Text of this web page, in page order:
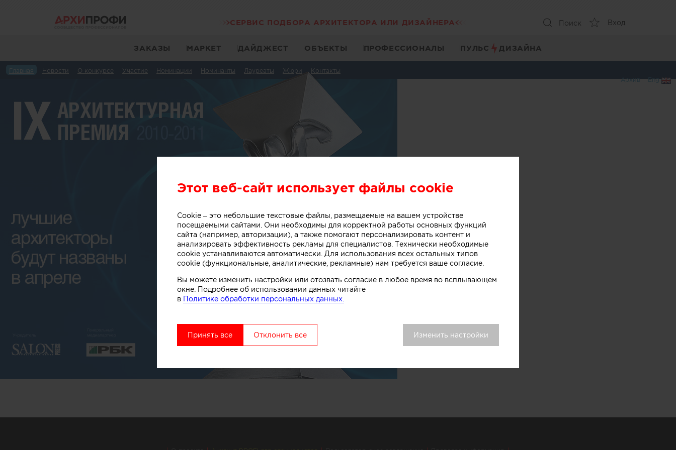
СЕРВИС ПОДБОРА АРХИТЕКТОРА ИЛИ ДИЗАЙНЕРА Поиск Вход
ЗАКАЗЫ МАРКЕТ ДАЙДЖЕСТ ОБЪЕКТЫ ПРОФЕССИОНАЛЫ ПУЛЬС ДИЗАЙНА
Главная Новости О конкурсе Участие Номинации Номинанты Лауреаты Жюри
Контакты
Eng
Архив
Этот веб-сайт использует файлы cookie
Cookie – это небольшие текстовые файлы, размещаемые на вашем устройстве
посещаемыми сайтами. Они необходимы для корректной работы основных функций
сайта (например, авторизации), а также помогают персонализировать контент и
анализировать эффективность рекламы для специалистов. Технически необходимые
cookie устанавливаются автоматически. Для использования всех остальных типов
cookie (функциональные, аналитические, рекламные) нам требуется ваше согласие.
Вы можете изменить настройки или отозвать согласие в любое время во всплывающем
окне. Подробнее об использовании данных читайте
в Политике обработки персональных данных.
Принять все Отклонить все Изменить настройки